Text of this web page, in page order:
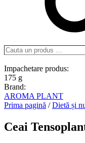
Cauta
produs
…
Impachetare produs:
175 g
Brand:
AROMA PLANT
Prima pagină /Dietă și
Ceai